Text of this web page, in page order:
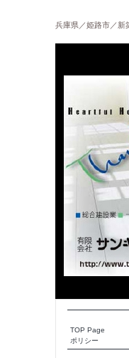
兵庫県／姫路市／
TOP Page
ポリシー